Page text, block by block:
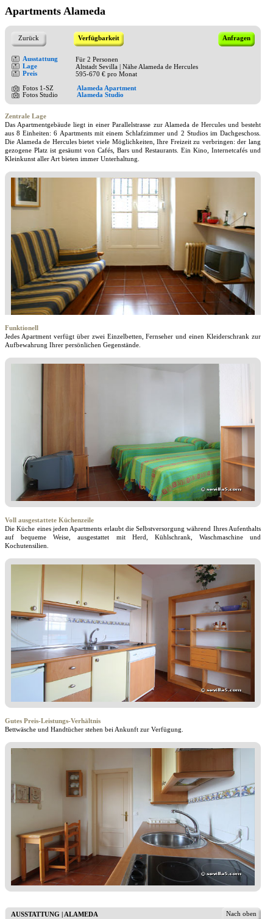
Apartments Alameda
Zurück Verfügbarkeit Anfragen
Ausstattung Für 2 Personen
Lage Altstadt Sevilla | Nähe Alameda de Hercules
Preis 595-670 € pro Monat
Fotos 1-SZ
Alameda Apartment
Fotos Studio
Alameda Studio
Zentrale Lage
Das Apartmentgebäude liegt in einer Parallelstrasse zur Alameda de Hercules und besteht
aus 8 Einheiten: 6 Apartments mit einem Schlafzimmer und 2 Studios im Dachgeschoss.
Die Alameda de Hercules bietet viele Möglichkeiten, Ihre Freizeit zu verbringen: der lang
gezogene Platz ist gesäumt von Cafés, Bars und Restaurants. Ein Kino, Internetcafés und
Kleinkunst aller Art bieten immer Unterhaltung.
Funktionell
Jedes Apartment verfügt über zwei Einzelbetten, Fernseher und einen Kleiderschrank zur
Aufbewahrung Ihrer persönlichen Gegenstände.
Voll ausgestattete Küchenzeile
Die Küche eines jeden Apartments erlaubt die Selbstversorgung während Ihres Aufenthalts
auf bequeme Weise, ausgestattet mit Herd, Kühlschrank, Waschmaschine und
Kochutensilien.
Gutes Preis-Leistungs-Verhältnis
Bettwäsche und Handtücher stehen bei Ankunft zur Verfügung.
Nach oben
AUSSTATTUNG | ALAMEDA